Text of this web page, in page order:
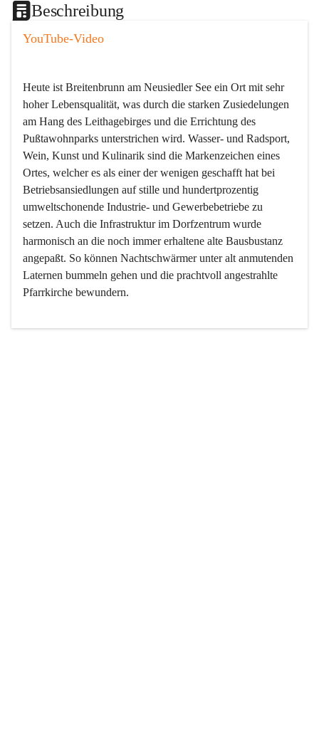
Beschreibung
YouTube-Video
Heute ist Breitenbrunn am Neusiedler See ein Ort mit sehr
hoher Lebensqualität, was durch die starken Zusiedelungen
am Hang des Leithagebirges und die Errichtung des
Pußtawohnparks unterstrichen wird. Wasser- und Radsport,
Wein, Kunst und Kulinarik sind die Markenzeichen eines
Ortes, welcher es als einer der wenigen geschafft hat bei
Betriebsansiedlungen auf stille und hundertprozentig
umweltschonende Industrie- und Gewerbebetriebe zu
setzen. Auch die Infrastruktur im Dorfzentrum wurde
harmonisch an die noch immer erhaltene alte Bausbustanz
angepaßt. So können Nachtschwärmer unter alt anmutenden
Laternen bummeln gehen und die prachtvoll angestrahlte
Pfarrkirche bewundern.
Der Weinbau dominert heute nicht mehr, ist aber integrativer